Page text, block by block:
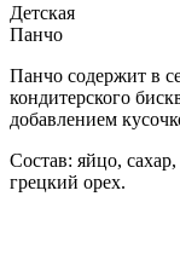
Детская
Панчо
Панчо содержит в
кондитерского
добавлением
Состав: яйцо,
грецкий орех.